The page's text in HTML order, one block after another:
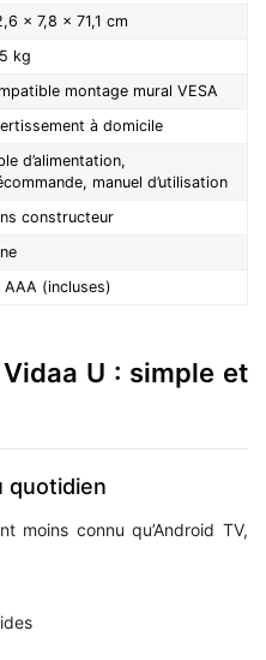
x 7,8 x 71,1 cm
kg
montage mural VESA
à domicile
d’alimentation,
manuel d’utilisation
constructeur
AAA (incluses)
U : simple et
quotidien
moins connu qu’Android TV,